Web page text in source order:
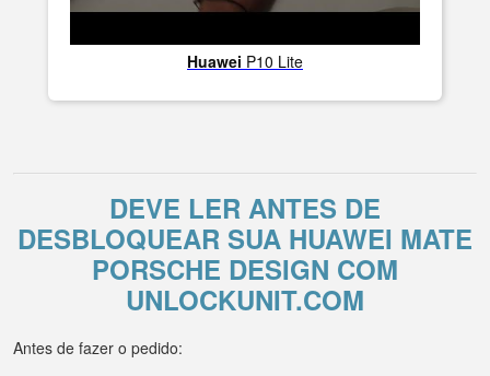
Huawei P10 Lite
DEVE LER ANTES DE
DESBLOQUEAR SUA HUAWEI MATE
PORSCHE DESIGN COM
UNLOCKUNIT.COM
Antes de fazer o pedido: